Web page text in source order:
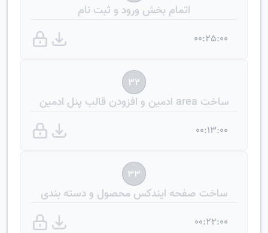
اتمام بخش ورود و ثبت نام
00:25:00
32
ساخت area ادمین و افزودن قالب پنل ادمین
00:13:00
33
ساخت صفحه ایندکس محصول و دسته بندی
00:22:00